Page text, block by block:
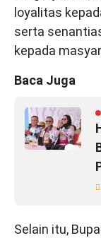
loyalitas
serta
kepada
Baca Juga
Selain itu,